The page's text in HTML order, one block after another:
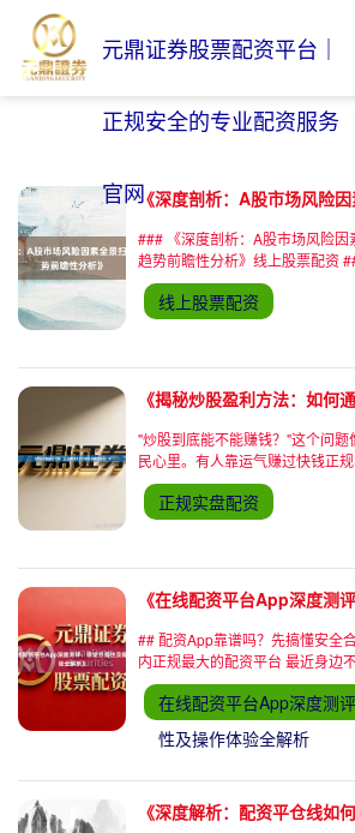
元鼎证券股票配资平台｜
正规安全的专业配资服务
官网
### 《深度剖析：A股市场风险因
趋势前瞻性分析》线上股票配资
机遇交织的资本市场新常态 2023
策驱动、经济复苏与全球资本流
性分化特征。截至2023年Q3，沪
15%，显示市场情绪对风险因素
本文从宏观周期、政
线上股票配资
"炒股到底能不能赚钱？"这个问题
民心里。有人靠运气赚过快钱正
赔得精光；有人研究K线到凌晨，
片。其实，技术分析就像一把手
解剖市场，用错了反而会伤到自
技术分析不是玄学，是概率游戏
分析就是看图说话，其实背后藏着
正规实盘配资
## 配资App靠谱吗？先搞懂安全
内正规最大的配资平台 最近身边
App到底能不能用？”答案其实藏
安全合规**和**操作体验**。先
台，配资能放大收益；选错平台
今天咱们就从这两个核心维度，
在线配资平台App深度测
性及操作体验全解析